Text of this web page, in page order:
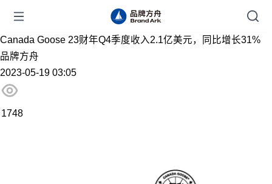
Canada Goose 23财年Q4季度收入2.1亿美元，同比增长31%
品牌方舟
2023-05-19 03:05
1748